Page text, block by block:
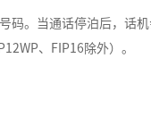
码。当通话停泊后，话
、FIP16除外）。